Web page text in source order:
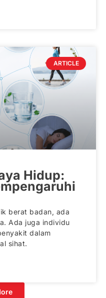
ARTICLE
Hidup:
berat badan, ada
Ada juga individu
dalam
sihat.